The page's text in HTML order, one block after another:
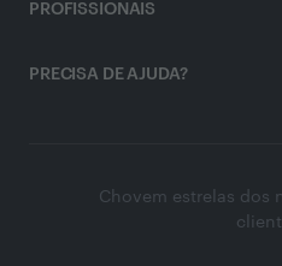
PROFISSIONAIS
PRECISA DE AJUDA?
Chovem estrelas dos